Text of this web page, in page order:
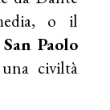
o il
San Paolo
civiltà